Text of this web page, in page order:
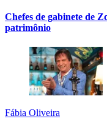
Chefes de gabinete de
patrimônio
Fábia Oliveira